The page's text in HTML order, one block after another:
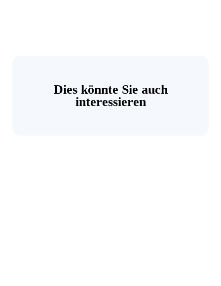
Dies könnte Sie auch
interessieren